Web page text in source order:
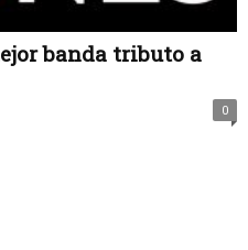
banda tributo a
0